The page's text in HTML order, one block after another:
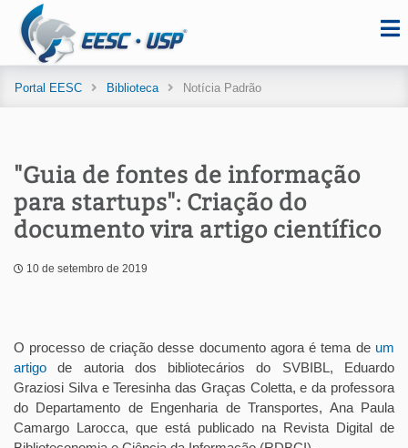
Portal EESC Biblioteca Notícia Padrão
"Guia de fontes de informação
para startups": Criação do
documento vira artigo científico
10 de setembro de 2019
O processo de criação desse documento agora é tema de um
artigo de autoria dos bibliotecários do SVBIBL, Eduardo
Graziosi Silva e Teresinha das Graças Coletta, e da professora
do Departamento de Engenharia de Transportes, Ana Paula
Camargo Larocca, que está publicado na Revista Digital de